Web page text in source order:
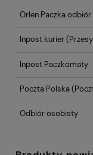
Orlen Paczka odbiór
Inpost kurier
Inpost Paczkomaty
Poczta Polska
Odbiór osobisty